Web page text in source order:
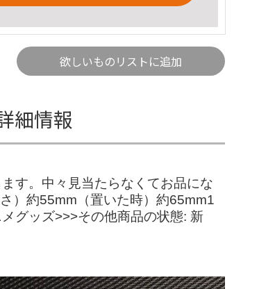
欲しいものリストに追加
細情報
す。中々見当たらなくてお品にな
）約55mm（置いた時）約65mm1
グッズ>>>その他商品の状態: 新